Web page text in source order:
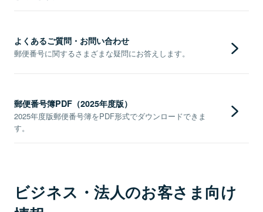
よくあるご質問・お問い合わせ
郵便番号に関するさまざまな疑問にお答えします。
郵便番号簿PDF（2025年度版）
2025年度版郵便番号簿をPDF形式でダウンロードできま
す。
ビジネス・法人のお客さま向け